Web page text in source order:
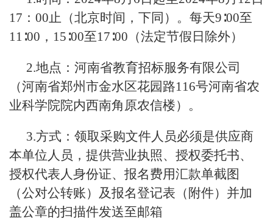
17：00止（北京时间，下同）。每天9∶00至
11∶00，15∶00至17∶00（法定节假日除外）
2.地点：河南省教育招标服务有限公司
（河南省郑州市金水区花园路116号河南省农
业科学院院内西南角原农信楼）。
3.方式：领取采购文件人员必须是供应商
本单位人员，提供营业执照、授权委托书、
授权代表人身份证、报名费用汇款单截图
（公对公转账）及报名登记表（附件）并加
盖公章的扫描件发送至邮箱